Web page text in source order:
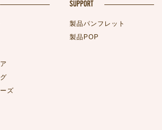
ズ
SUPPORT
製品パンフレット
製品POP